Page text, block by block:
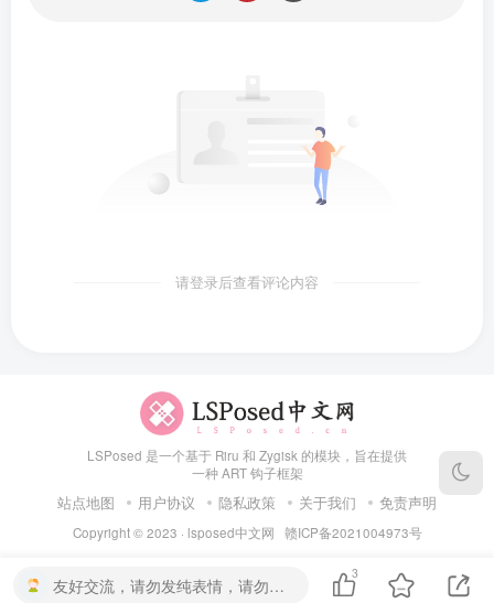
请登录后查看评论内容
LSPosed 是一个基于 Riru 和 Zygisk 的模块，旨在提供
一种 ART 钩子框架
站点地图 用户协议 隐私政策 关于我们 免责声明
Copyright © 2023 · lsposed中文网 赣ICP备2021004973号
友好交流，请勿发纯表情，请勿灌水，违者封号喔
3